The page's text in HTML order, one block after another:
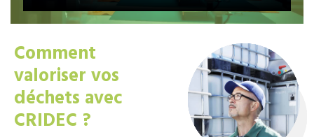
Comment
valoriser vos
déchets avec
CRIDEC ?